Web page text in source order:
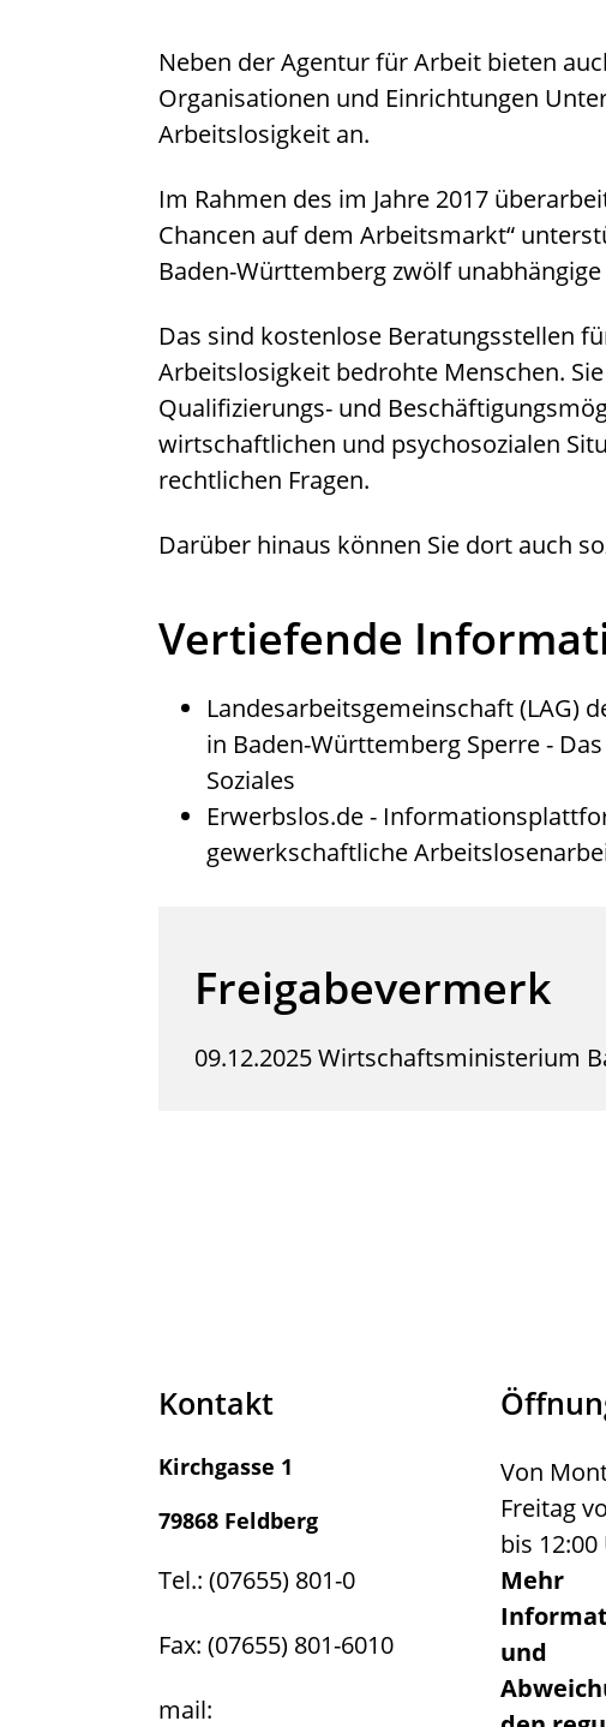
Neben der Agentur für Arbeit bieten
Organisationen und Einrichtungen
Arbeitslosigkeit an.
Im Rahmen des im Jahre 2017
Chancen auf dem Arbeitsmarkt“
Baden-Württemberg zwölf
Das sind kostenlose Beratungsstellen
Arbeitslosigkeit bedrohte Menschen.
Qualifizierungs- und
wirtschaftlichen und psychosozialen
rechtlichen Fragen.
Darüber hinaus können Sie dort auch
Vertiefende
Landesarbeitsgemeinschaft (LAG)
in Baden-Württemberg Sperre-
Soziales
Erwerbslos.de-
gewerkschaftliche
Freigabevermerk
09.12.2025 Wirtschaftsministerium
Kontakt
Kirchgasse 1
79868 Feldberg
Tel.: (07655) 801-0
Fax: (07655) 801-6010
mail:
Von
Freitag
bis 12:00
Mehr
und